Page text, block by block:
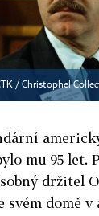
/ Christophel
mu 95 let.
držitel
svém domě v